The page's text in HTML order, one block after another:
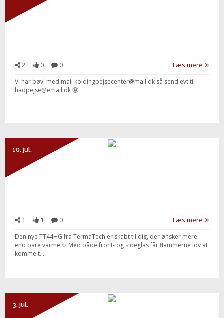
2 0 0 Læs mere
Vi har bøvl med mail koldingpejsecenter@mail.dk så send evt til
hadpejse@email.dk 🤓
10. jul.
1 1 0 Læs mere
Den nye TT44HG fra TermaTech er skabt til dig, der ønsker mere
end bare varme ✨ Med både front- og sideglas får flammerne lov at
komme t...
3. jul.